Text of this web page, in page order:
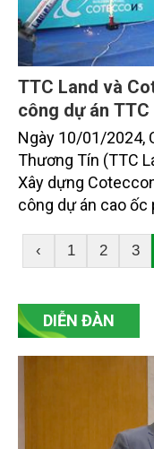
TTC Land và
công dự án
Ngày 10/01/2024,
Thương Tín (TTC
Xây dựng
công dự án cao ốc
‹ 1 2 3
DIỄN ĐÀN